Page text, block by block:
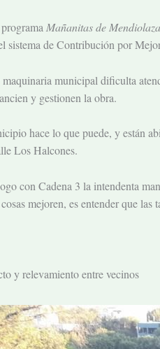
Mañanitas de Mendiolaza
sistema de Contribución por
municipal dificulta
y gestionen la obra.
hace lo que puede, y están
Los Halcones.
con Cadena 3 la intendenta
mejoren, es entender que
y relevamiento entre vecinos